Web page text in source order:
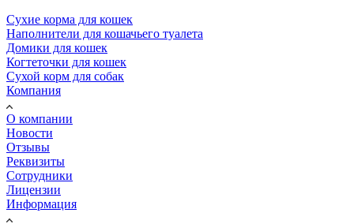
Сухие корма для кошек
Наполнители для кошачьего туалета
Домики для кошек
Когтеточки для кошек
Сухой корм для собак
Компания
О компании
Новости
Отзывы
Реквизиты
Сотрудники
Лицензии
Информация